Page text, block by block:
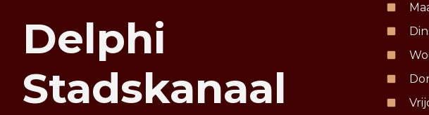
Delphi
Stadskanaal